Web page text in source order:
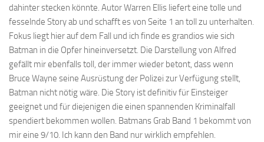
dahinter stecken könnte. Autor Warren Ellis liefert eine tolle und
fesselnde Story ab und schafft es von Seite 1 an toll zu unterhalten.
Fokus liegt hier auf dem Fall und ich finde es grandios wie sich
Batman in die Opfer hineinversetzt. Die Darstellung von Alfred
gefällt mir ebenfalls toll, der immer wieder betont, dass wenn
Bruce Wayne seine Ausrüstung der Polizei zur Verfügung stellt,
Batman nicht nötig wäre. Die Story ist definitiv für Einsteiger
geeignet und für diejenigen die einen spannenden Kriminalfall
spendiert bekommen wollen. Batmans Grab Band 1 bekommt von
mir eine 9/10. Ich kann den Band nur wirklich empfehlen.